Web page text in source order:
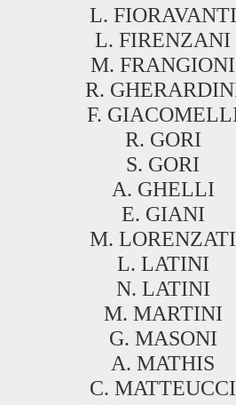
L. FIORAVANTI
L. FIRENZANI
M. FRANGIONI
R.
F.
R. GORI
S. GORI
A. GHELLI
E. GIANI
M. LORENZATI
L. LATINI
N. LATINI
M. MARTINI
G. MASONI
A. MATHIS
C. MATTEUCCI